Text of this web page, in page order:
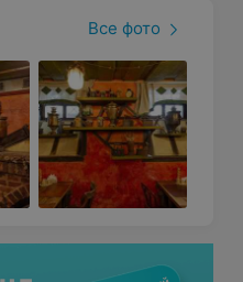
Все фото